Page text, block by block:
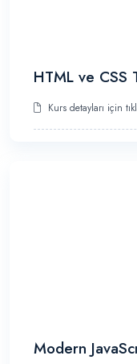
HTML ve CSS
Kurs detayları için
Modern